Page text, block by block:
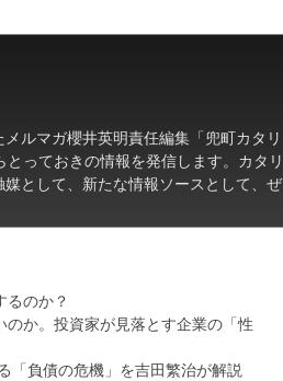
ルマガ櫻井英明責任編集「兜町カタリ
っておきの情報を発信します。カタリ
として、新たな情報ソースとして、ぜ
るのか？
か。投資家が見落とす企業の「性
「負債の危機」を吉田繁治が解説